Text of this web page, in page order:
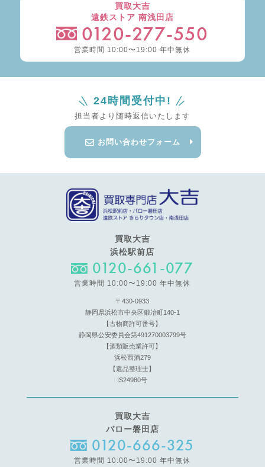
買取大吉
遠鉄ストア 南浅田店
0120-277-550
営業時間 10:00〜19:00 年中無休
24時間受付中!
担当者より随時返信いたします
お問い合わせフォーム
買取大吉
浜松駅前店
0120-661-077
営業時間 10:00〜19:00 年中無休
〒430-0933
静岡県浜松市中央区鍛冶町140-1
【古物商許可番号】
静岡県公安委員会第491270003799号
【酒類販売業許可】
浜松西酒279
【遺品整理士】
IS24980号
買取大吉
バロー磐田店
0120-666-325
営業時間 10:00〜19:00 年中無休